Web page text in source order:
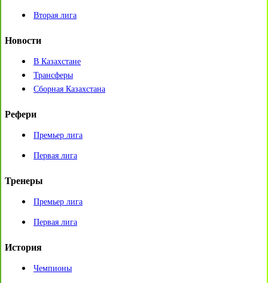
Вторая лига
Новости
В Казахстане
Трансферы
Сборная Казахстана
Рефери
Премьер лига
Первая лига
Тренеры
Премьер лига
Первая лига
История
Чемпионы